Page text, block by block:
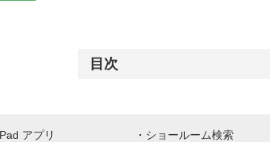
目次
アプリ
ショールーム検索